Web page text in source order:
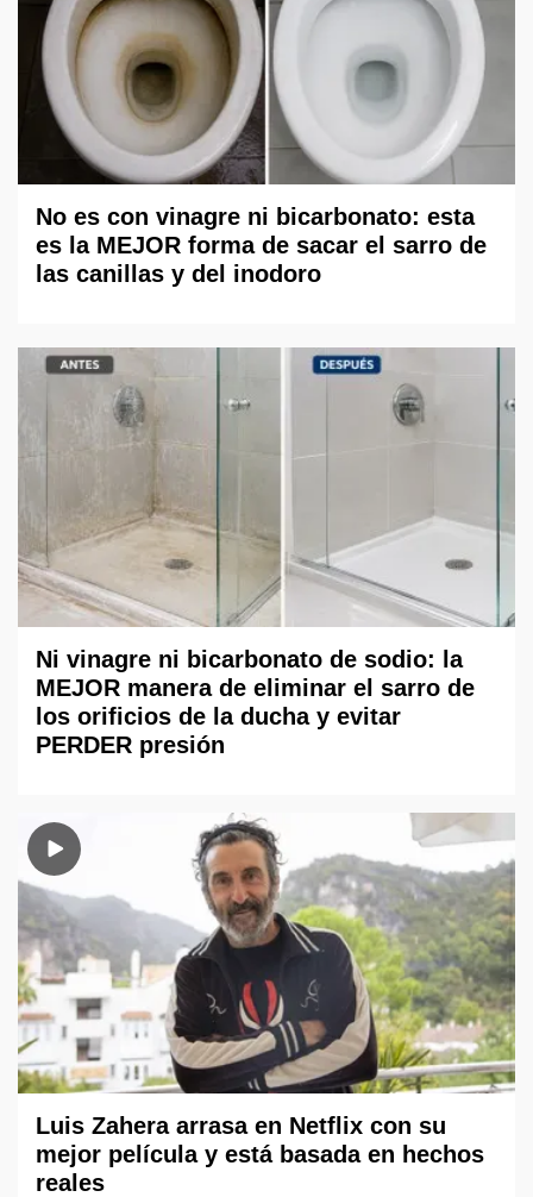
No es con vinagre ni bicarbonato: esta
es la MEJOR forma de sacar el sarro de
las canillas y del inodoro
Ni vinagre ni bicarbonato de sodio: la
MEJOR manera de eliminar el sarro de
los orificios de la ducha y evitar
PERDER presión
Luis Zahera arrasa en Netflix con su
mejor película y está basada en hechos
reales